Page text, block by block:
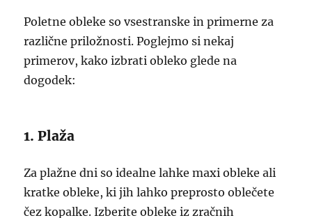
Poletne obleke so vsestranske in primerne za
različne priložnosti. Poglejmo si nekaj
primerov, kako izbrati obleko glede na
dogodek:
1. Plaža
Za plažne dni so idealne lahke maxi obleke ali
kratke obleke, ki jih lahko preprosto oblečete
čez kopalke. Izberite obleke iz zračnih